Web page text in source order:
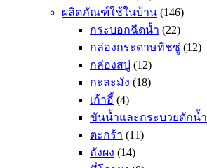
ผลิตภัณฑ์ใช้ในบ้าน (146)
กระบอกฉีดน้ำ (22)
กล่องกระดาษทิชชู่ (12)
กล่องสบู่ (12)
กะละมัง (18)
เก้าอี้ (4)
ขันน้ำและกระบวยตักน้ำ
ตะกร้า (11)
ถังผง (14)